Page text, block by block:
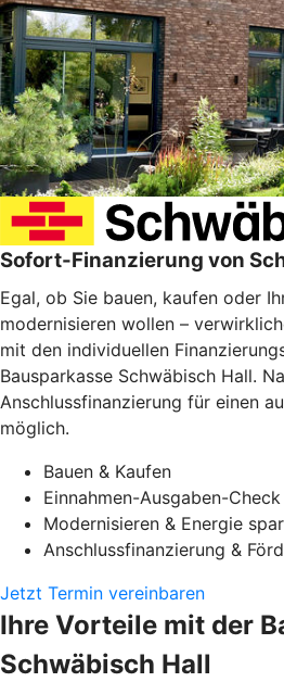
Sofort-Finanzierung von
Egal, ob Sie bauen, kaufen oder
modernisieren wollen –
mit den individuellen
Bausparkasse Schwäbisch Hall.
Anschlussfinanzierung für einen
möglich.
Bauen & Kaufen
Einnahmen-Ausgaben-Check
Modernisieren & Energie
Anschlussfinanzierung &
Jetzt Termin vereinbaren
Ihre Vorteile mit der
Schwäbisch Hall